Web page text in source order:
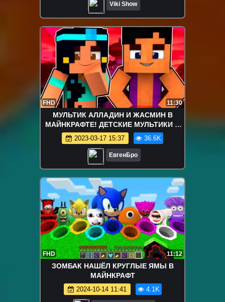
Viki Show
FHD 11:30
МУЛЬТИК АЛЛАДИН И ЖАСМИН В
МАЙНКРАФТЕ! ДЕТСКИЕ МУЛЬТИКИ В
MINECRAFT! ДЕТИ В МАЙНКРАФТ! МИР
ДЕТЕЙ!
2023-03-17 15:37 36.6K
ЕвгенБро
FHD 11:12
ЗОМБАК НАШЁЛ КРУГЛЫЕ ЯМЫ В
МАЙНКРАФТ
2024-10-14 11:41 4.1K